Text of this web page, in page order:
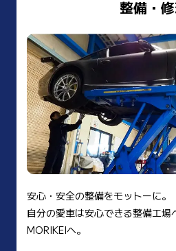
整備・
安心・安全の整備をモットーに。
自分の愛車は安心できる整備工場
MORIKEIへ。